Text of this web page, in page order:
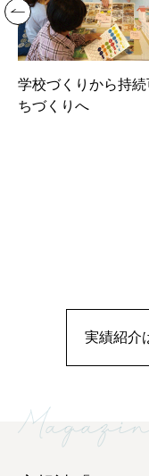
学校づくりから持続
ちづくりへ
実績紹介